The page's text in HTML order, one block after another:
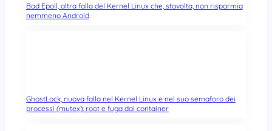
Bad Epoll, altra falla del Kernel Linux che, stavolta, non risparmia
nemmeno Android
GhostLock, nuova falla nel Kernel Linux e nel suo semaforo dei
processi (mutex): root e fuga dai container